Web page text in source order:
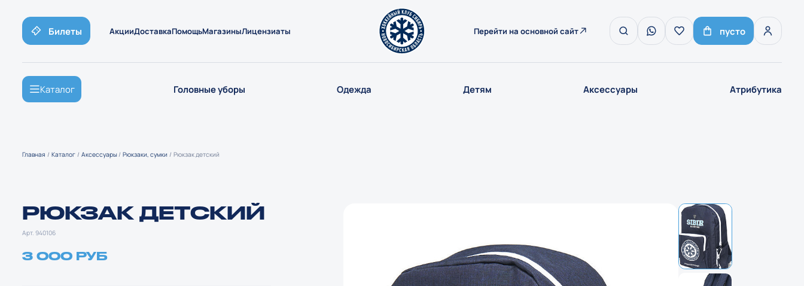
Билеты АкцииДоставкаПомощьМагазиныЛицензиаты Перейти на основной сайт пусто
Каталог Головные уборы Одежда Детям Аксессуары Атрибутика
Главная Каталог Аксессуары Рюкзаки, сумки Рюкзак детский
РЮКЗАК ДЕТСКИЙ
Арт. 940106
3 000 РУБ